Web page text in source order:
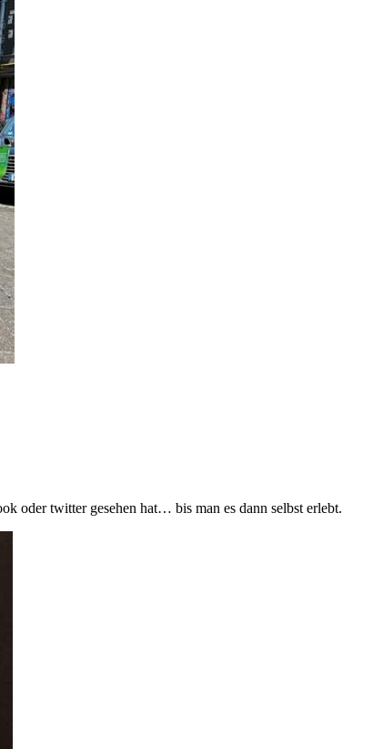
oder twitter gesehen hat… bis man es dann selbst erlebt.